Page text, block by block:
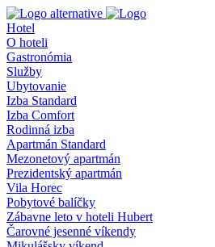
Hotel
O hoteli
Gastronómia
Služby
Ubytovanie
Izba Standard
Izba Comfort
Rodinná izba
Apartmán Standard
Mezonetový apartmán
Prezidentský apartmán
Vila Horec
Pobytové balíčky
Zábavne leto v hoteli Hubert
Čarovné jesenné víkendy